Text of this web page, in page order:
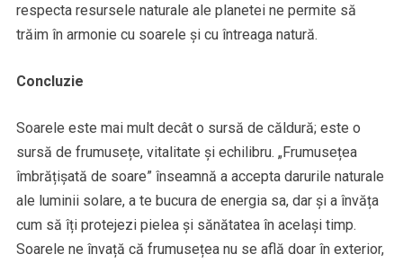
respecta resursele naturale ale planetei ne permite să
trăim în armonie cu soarele și cu întreaga natură.
Concluzie
Soarele este mai mult decât o sursă de căldură; este o
sursă de frumusețe, vitalitate și echilibru. „Frumusețea
îmbrățișată de soare” înseamnă a accepta darurile naturale
ale luminii solare, a te bucura de energia sa, dar și a învăța
cum să îți protejezi pielea și sănătatea în același timp.
Soarele ne învață că frumusețea nu se află doar în exterior,